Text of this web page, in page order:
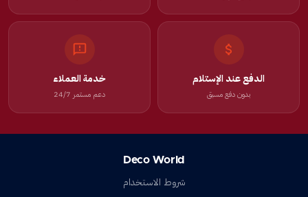
الدفع عند الإستلام
بدون دفع مسبق
خدمة العملاء
دعم مستمر 24/7
Deco World
شروط الاستخدام